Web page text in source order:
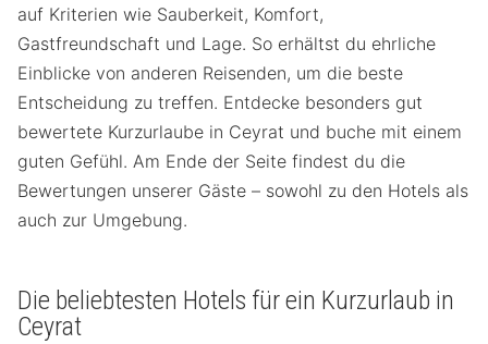
auf Kriterien wie Sauberkeit, Komfort,
Gastfreundschaft und Lage. So erhältst du ehrliche
Einblicke von anderen Reisenden, um die beste
Entscheidung zu treffen. Entdecke besonders gut
bewertete Kurzurlaube in Ceyrat und buche mit einem
guten Gefühl. Am Ende der Seite findest du die
Bewertungen unserer Gäste – sowohl zu den Hotels als
auch zur Umgebung.
Die beliebtesten Hotels für ein Kurzurlaub in
Ceyrat